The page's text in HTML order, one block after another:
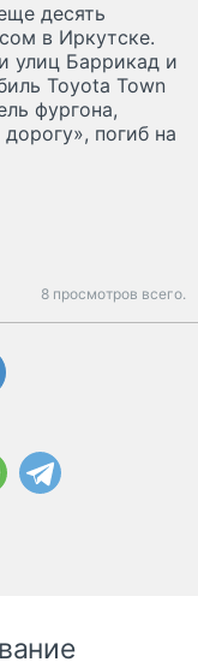
десять
в Иркутске.
улиц Баррикад и
Toyota Town
фургона,
погиб на
8 просмотров всего.